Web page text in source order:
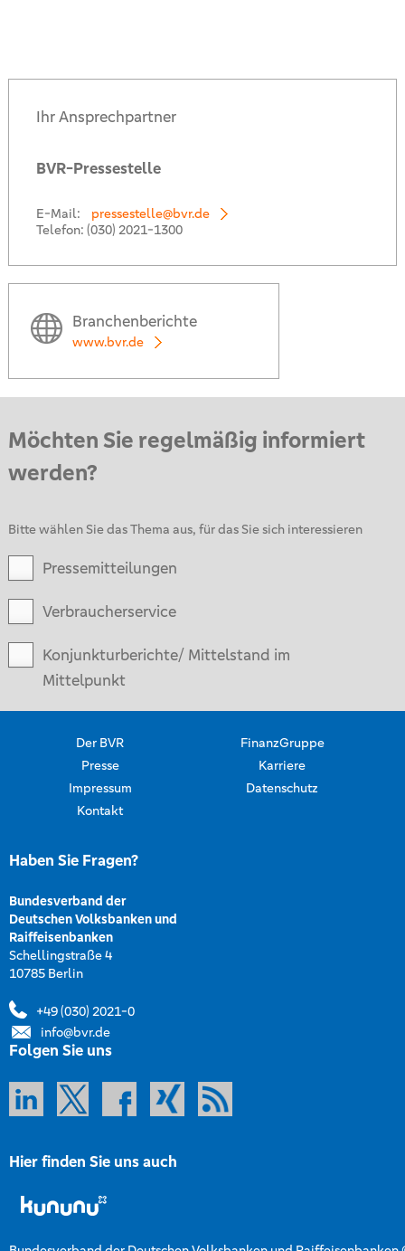
Ihr Ansprechpartner
BVR-Pressestelle
E-Mail:
pressestelle@bvr.de
Telefon: (030) 2021-1300
Branchenberichte
www.bvr.de
Möchten Sie regelmäßig informiert
werden?
Bitte wählen Sie das Thema aus, für das Sie sich interessieren
Pressemitteilungen
Verbraucherservice
Konjunkturberichte/ Mittelstand im
Mittelpunkt
Der BVR
FinanzGruppe
Presse
Karriere
Impressum
Datenschutz
Kontakt
Haben Sie Fragen?
Bundesverband der
Deutschen Volksbanken und
Raiffeisenbanken
Schellingstraße 4
10785 Berlin
+49 (030) 2021-0
info@bvr.de
Folgen Sie uns
Hier finden Sie uns auch